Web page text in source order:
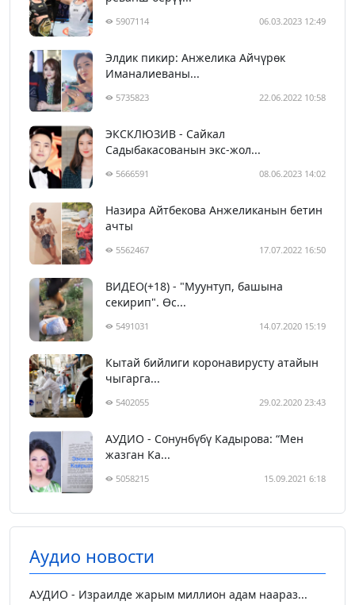
5907114 06.03.2023 12:49
Элдик пикир: Анжелика Айчүрөк
Иманалиеваны...
5735823 22.06.2022 10:58
ЭКСКЛЮЗИВ - Сайкал
Садыбакасованын экс-жол...
5666591 08.06.2023 14:02
Назира Айтбекова Анжеликанын бетин
ачты
5562467 17.07.2022 16:50
ВИДЕО(+18) - "Муунтуп, башына
секирип". Өс...
5491031 14.07.2020 15:19
Кытай бийлиги коронавирусту атайын
чыгарга...
5402055 29.02.2020 23:43
АУДИО - Сонунбүбү Кадырова: “Мен
жазган Ка...
5058215 15.09.2021 6:18
Аудио новости
АУДИО - Израилде жарым миллион адам наараз...